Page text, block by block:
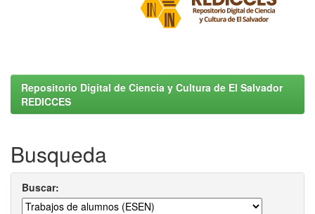
Repositorio Digital de Ciencia y Cultura de El Salvador
REDICCES
Busqueda
Buscar: